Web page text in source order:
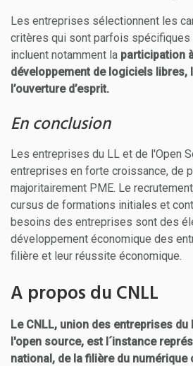
Les entreprises sélectionnent les
critères qui sont parfois spécifiques
incluent notamment la participation
développement de logiciels libres,
l’ouverture d’esprit.
En conclusion
Les entreprises du LL et de l'Open
entreprises en forte croissance, de
majoritairement PME. Le
cursus de formations initiales et
besoins des entreprises sont des
développement économique des
filière et leur réussite économique.
A propos du CNLL
Le CNLL, union des entreprises
l'open source, est l´instance
national, de la filière du numérique